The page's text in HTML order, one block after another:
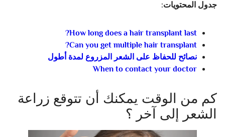
جدول المحتويات:
How long does a hair transplant last?
Can you get multiple hair transplant?
نصائح للحفاظ على الشعر المزروع لمدة أطول
When to contact your doctor
كم من الوقت يمكنك أن تتوقع زراعة
الشعر إلى آخر ؟